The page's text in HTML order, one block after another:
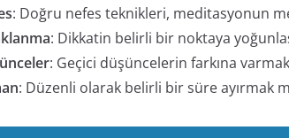
: Doğru nefes teknikleri, meditasyonun
: Dikkatin belirli bir noktaya
: Geçici düşüncelerin farkına
: Düzenli olarak belirli bir süre ayırmak